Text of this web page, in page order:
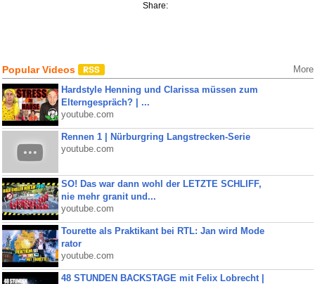
Share:
Popular Videos More
Hardstyle Henning und Clarissa müssen zum
Elterngespräch? | ...
youtube.com
Rennen 1 | Nürburgring Langstrecken-Serie
youtube.com
SO! Das war dann wohl der LETZTE SCHLIFF,
nie mehr granit und...
youtube.com
Tourette als Praktikant bei RTL: Jan wird Mode
rator
youtube.com
48 STUNDEN BACKSTAGE mit Felix Lobrecht |